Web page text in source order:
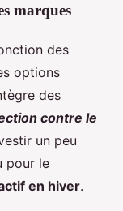
marques
des
options
des
contre le
un peu
pour le
en hiver.